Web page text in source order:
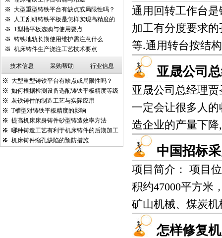
大型重型铸铁平台有缺点或局限性吗？
人工刮研铸铁平板是怎样实现高精度的
T型槽平板选购与使用要点
铸铁地轨长期使用维护需注意什么
机床铸件生产浇注工艺技术要点
技术信息 采购帮助 行业信息
大型重型铸铁平台有缺点或局限性吗？
如何根据检测设备选配铸铁平板精度等级
灰铁铸件的制造工艺与实际应用
T槽型对铸铁平板精度的影响
提高机床床身铸件砂型铸造效率方法
哪种铸造工艺有利于机床铸件的后期加工
机床铸件缩孔缺陷的预防措施
通用回转工作台
加工有分度要求
等.通用转台按结
亚晟公司
亚晟公司总经理
一定会让很多人
造企业的产量下
中国招标
项目简介： 项目
积约47000平方米
矿山机械、煤炭
怎样修复